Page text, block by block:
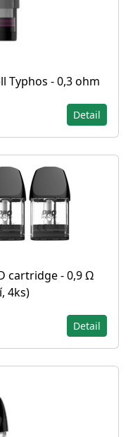
Typhos - 0,3 ohm
Detail
cartridge - 0,9 Ω
4ks)
Detail